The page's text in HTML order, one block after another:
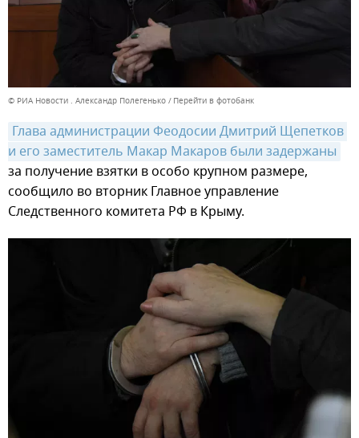
© РИА Новости . Александр Полегенько Перейти в фотобанк
Глава администрации Феодосии Дмитрий Щепетков
и его заместитель Макар Макаров были задержаны
за получение взятки в особо крупном размере,
сообщило во вторник Главное управление
Следственного комитета РФ в Крыму.